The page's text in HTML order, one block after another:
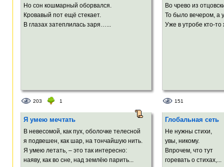
Но сон кошмарный оборвался.
Кровавый пот ещё стекает.
В глазах затеплилась заря…...
203 1
Во чрево из
То было вечером, а
Уже в утробе кто-то
151
Я умею мечтать
В невесомой, как пух, оболочке телесной
я подвешен, как шар, на тончайшую нить.
Я умею летать, – это так интересно:
наяву, как во сне, над землёю парить...
Глобальная сеть
Не нужны стихи,
увы, никому.
Впрочем, что тут
горевать о стихах,...